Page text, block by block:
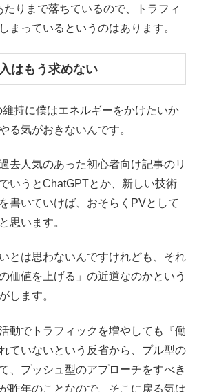
りまで落ちているので、トラフィ
まっているというのはあります。
はもう求めない
持に僕はエネルギーをかけたいか
る気がおきないんです。
去人気のあった初心者向け記事のリ
いうとChatGPTとか、新しい技術
書いていけば、おそらくPVとして
思います。
とは思わないんですけれども、それ
価値を上げる」の近道なのかという
します。
動でトラフィックを増やしても『働
ていないという反省から、プル型の
、プッシュ型のアプローチをすべき
昨年のことなので、そこに戻る気は